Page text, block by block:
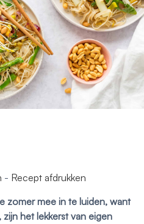
- Recept afdrukken
zomer mee in te luiden, want
het lekkerst van eigen